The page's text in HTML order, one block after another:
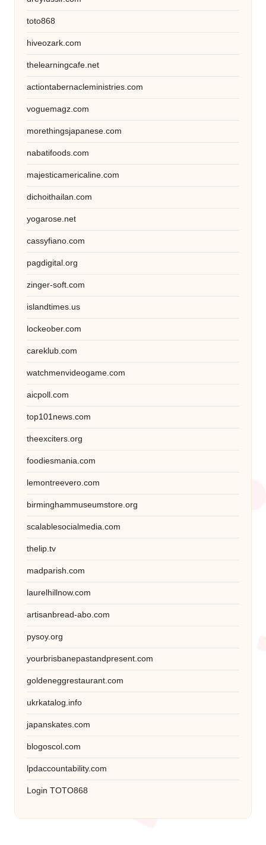
toto868
hiveozark.com
thelearningcafe.net
actiontabernacleministries.com
voguemagz.com
morethingsjapanese.com
nabatifoods.com
majesticamericaline.com
dichoithailan.com
yogarose.net
cassyfiano.com
pagdigital.org
zinger-soft.com
islandtimes.us
lockeober.com
careklub.com
watchmenvideogame.com
aicpoll.com
top101news.com
theexciters.org
foodiesmania.com
lemontreevero.com
birminghammuseumstore.org
scalablesocialmedia.com
thelip.tv
madparish.com
laurelhillnow.com
artisanbread-abo.com
pysoy.org
yourbrisbanepastandpresent.com
goldeneggrestaurant.com
ukrkatalog.info
japanskates.com
blogoscol.com
lpdaccountability.com
Login TOTO868